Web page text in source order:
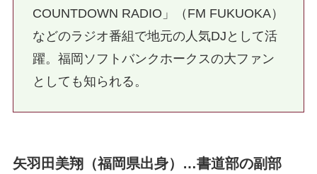
COUNTDOWN RADIO」（FM FUKUOKA）
などのラジオ番組で地元の人気DJとして活
躍。福岡ソフトバンクホークスの大ファン
としても知られる。
矢羽田美翔（福岡県出身）…書道部の副部